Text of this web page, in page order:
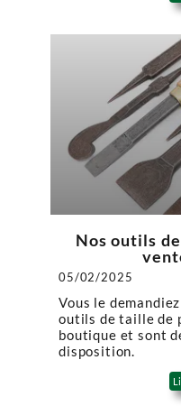
Nos outils
05/02/2025
Vous le
outils de taille de
boutique et sont
disposition.